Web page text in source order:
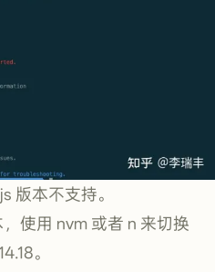
版本不支持。
使用 nvm 或者 n 来切换
。